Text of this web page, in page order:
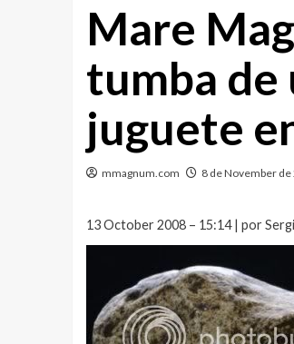
Mare
tumba de
juguete
mmagnum.com 8 de November de
13 October 2008 – 15:14 | por